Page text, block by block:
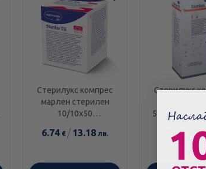
Стерилукс компрес
марлен стерилен
10/10х50
6.74 € / 13.18 лв.
Стерилукс
5/5см х5 х
7.92€ /